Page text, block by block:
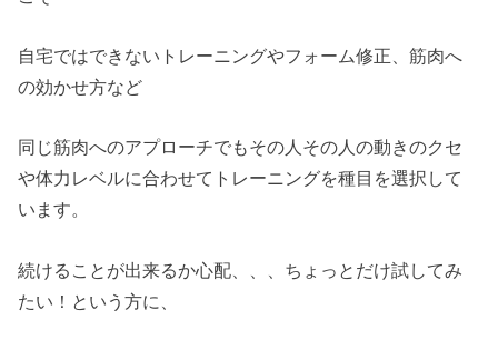
自宅ではできないトレーニングやフォーム修正、筋肉へ
の効かせ方など
同じ筋肉へのアプローチでもその人その人の動きのクセ
や体力レベルに合わせてトレーニングを種目を選択して
います。
続けることが出来るか心配、、、ちょっとだけ試してみ
たい！という方に、